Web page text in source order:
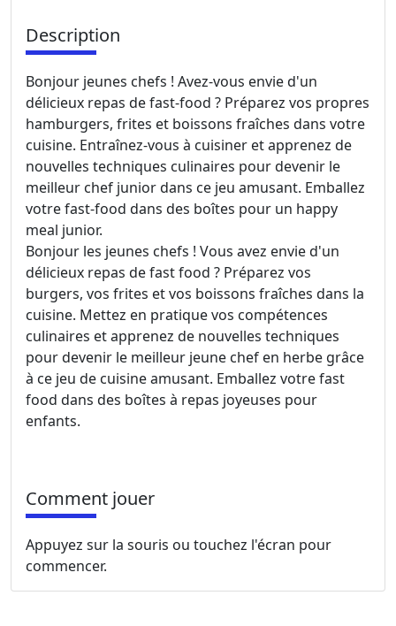
Description
Bonjour jeunes chefs ! Avez-vous envie d'un
délicieux repas de fast-food ? Préparez vos propres
hamburgers, frites et boissons fraîches dans votre
cuisine. Entraînez-vous à cuisiner et apprenez de
nouvelles techniques culinaires pour devenir le
meilleur chef junior dans ce jeu amusant. Emballez
votre fast-food dans des boîtes pour un happy
meal junior.
Bonjour les jeunes chefs ! Vous avez envie d'un
délicieux repas de fast food ? Préparez vos
burgers, vos frites et vos boissons fraîches dans la
cuisine. Mettez en pratique vos compétences
culinaires et apprenez de nouvelles techniques
pour devenir le meilleur jeune chef en herbe grâce
à ce jeu de cuisine amusant. Emballez votre fast
food dans des boîtes à repas joyeuses pour
enfants.
Comment jouer
Appuyez sur la souris ou touchez l'écran pour
commencer.